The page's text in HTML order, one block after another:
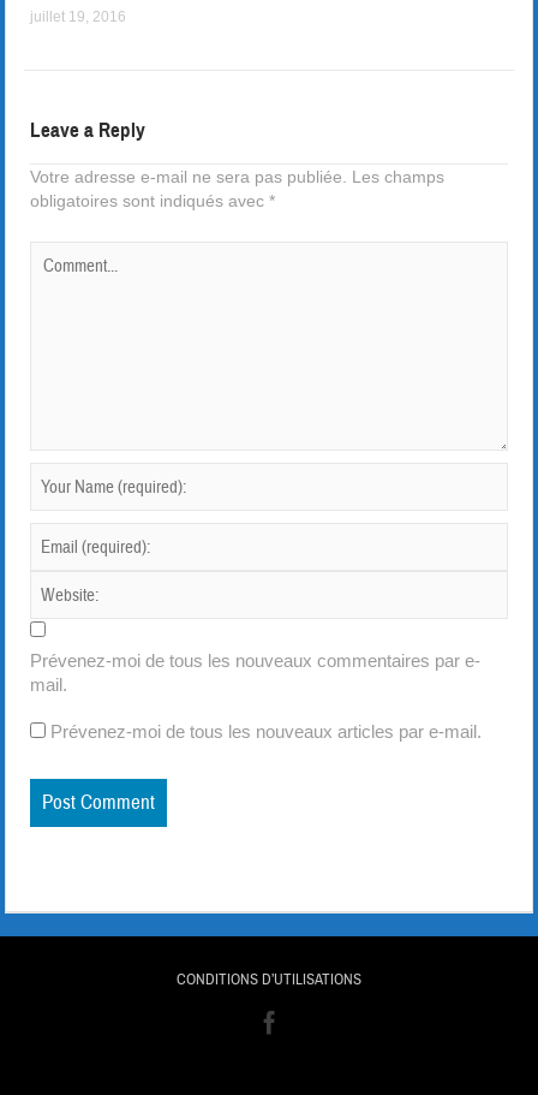
juillet 19, 2016
Leave a Reply
Votre adresse e-mail ne sera pas publiée.
Les champs
obligatoires sont indiqués avec*
Prévenez-moi de tous les nouveaux commentaires par e-
mail.
Prévenez-moi de tous les nouveaux articles par e-mail.
CONDITIONS D’UTILISATIONS